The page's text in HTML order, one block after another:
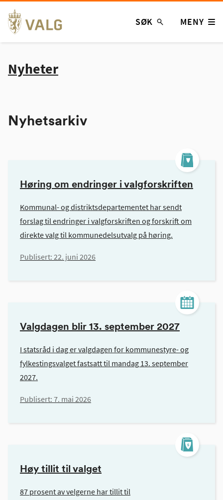
Hopp
til
innhold
SØK MENY
Nyheter
Nyhetsarkiv
Høring om endringer i valgforskriften
Kommunal- og distriktsdepartementet har sendt
forslag til endringer i valgforskriften og forskrift om
direkte valg til kommunedelsutvalg på høring.
Publisert: 22. juni 2026
Valgdagen blir 13. september 2027
I statsråd i dag er valgdagen for kommunestyre- og
fylkestingsvalget fastsatt til mandag 13. september
2027.
Publisert: 7. mai 2026
Høy tillit til valget
87 prosent av velgerne har tillit til